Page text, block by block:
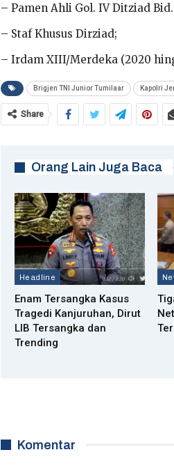
– Pamen Ahli Gol. IV Ditziad Bid.
– Staf Khusus Dirziad;
– Irdam XIII/Merdeka (2020
Brigjen TNI Junior Tumilaar Kapolri
Share
Orang Lain Juga Baca
Headline
Enam Tersangka Kasus
Tragedi Kanjuruhan, Dirut
LIB Tersangka dan
Trending
Komentar